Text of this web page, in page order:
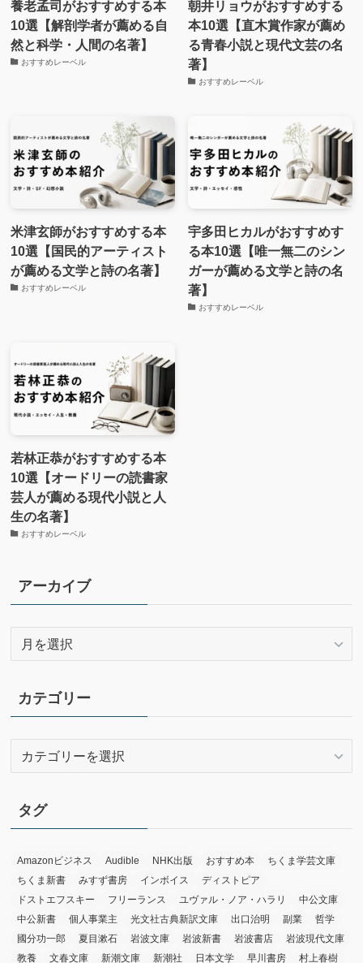
養老孟司がおすすめする本
10選【解剖学者が薦める自
然と科学・人間の名著】
おすすめレーベル
朝井リョウがおすすめする
本10選【直木賞作家が薦め
る青春小説と現代文芸の名
著】
おすすめレーベル
米津玄師がおすすめする本
10選【国民的アーティスト
が薦める文学と詩の名著】
おすすめレーベル
宇多田ヒカルがおすすめす
る本10選【唯一無二のシン
ガーが薦める文学と詩の名
著】
おすすめレーベル
若林正恭がおすすめする本
10選【オードリーの読書家
芸人が薦める現代小説と人
生の名著】
おすすめレーベル
アーカイブ
イ
ブ
カテゴリー
リ
ー
タグ
Amazonビジネス Audible NHK出版 おすすめ本
ちくま学芸文庫
ちくま新書
みすず書房 インボイス
ディストピア
ドストエフスキー
フリーランス ユヴァル・ノア・ハラリ
中公文庫
中公新書
個人事業主 光文社古典新訳文庫 出口治明 副業
哲学
國分功一郎
夏目漱石 岩波文庫 岩波新書 岩波書店
岩波現代文庫
教養
文春文庫 新潮文庫 新潮社 日本文学 早川書房 村上春樹